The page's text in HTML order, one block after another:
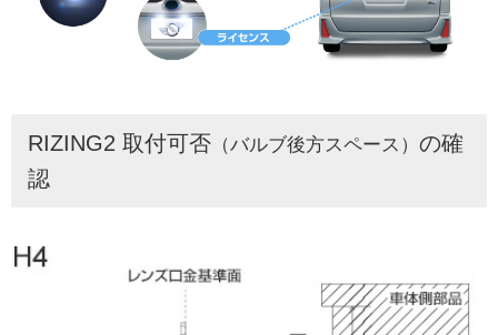
RIZING2 取付可否 （バルブ後方スペース） の確
認